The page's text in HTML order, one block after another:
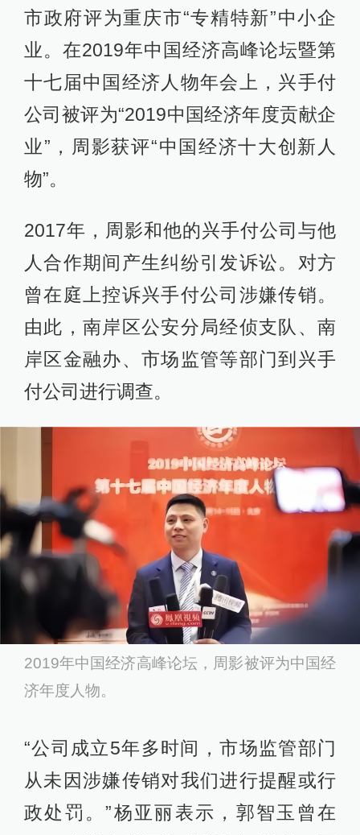
市政府评为重庆市“专精特新”中小企
业。在2019年中国经济高峰论坛暨第
十七届中国经济人物年会上，兴手付
公司被评为“2019中国经济年度贡献企
业”，周影获评“中国经济十大创新人
物”。
2017年，周影和他的兴手付公司与他
人合作期间产生纠纷引发诉讼。对方
曾在庭上控诉兴手付公司涉嫌传销。
由此，南岸区公安分局经侦支队、南
岸区金融办、市场监管等部门到兴手
付公司进行调查。
2019年中国经济高峰论坛，周影被评为中国经
济年度人物。
“公司成立5年多时间，市场监管部门
从未因涉嫌传销对我们进行提醒或行
政处罚。”杨亚丽表示，郭智玉曾在